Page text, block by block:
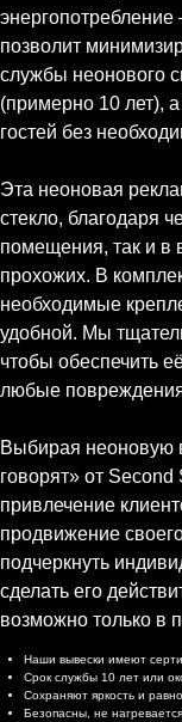
позволит
службы неонового
(примерно 10 лет),
гостей без
Эта неоновая
стекло, благодаря
помещения, так и в
прохожих. В
необходимые
удобной. Мы
чтобы обеспечить
любые
Выбирая неоновую
говорят» от
привлечение
продвижение
подчеркнуть
сделать его
возможно только в
Наши вывески имеют
Срок службы 10 лет или
Сохраняют яркость и
Безопасны, не